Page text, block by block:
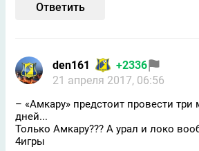
Ответить
den161
+2336
21 апреля 2017, 06:56
– «Амкару» предстоит провести три
дней...
Только Амкару??? А урал и локо
4игры